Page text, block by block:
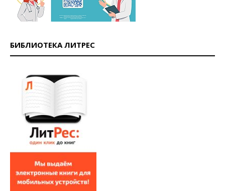
БИБЛИОТЕКА ЛИТРЕС